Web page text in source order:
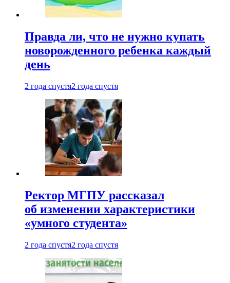
Правда ли, что не нужно купать
новорожденного ребенка каждый
день
2 года спустя2 года спустя
Ректор МГПУ рассказал
об изменении характеристики
«умного студента»
2 года спустя2 года спустя